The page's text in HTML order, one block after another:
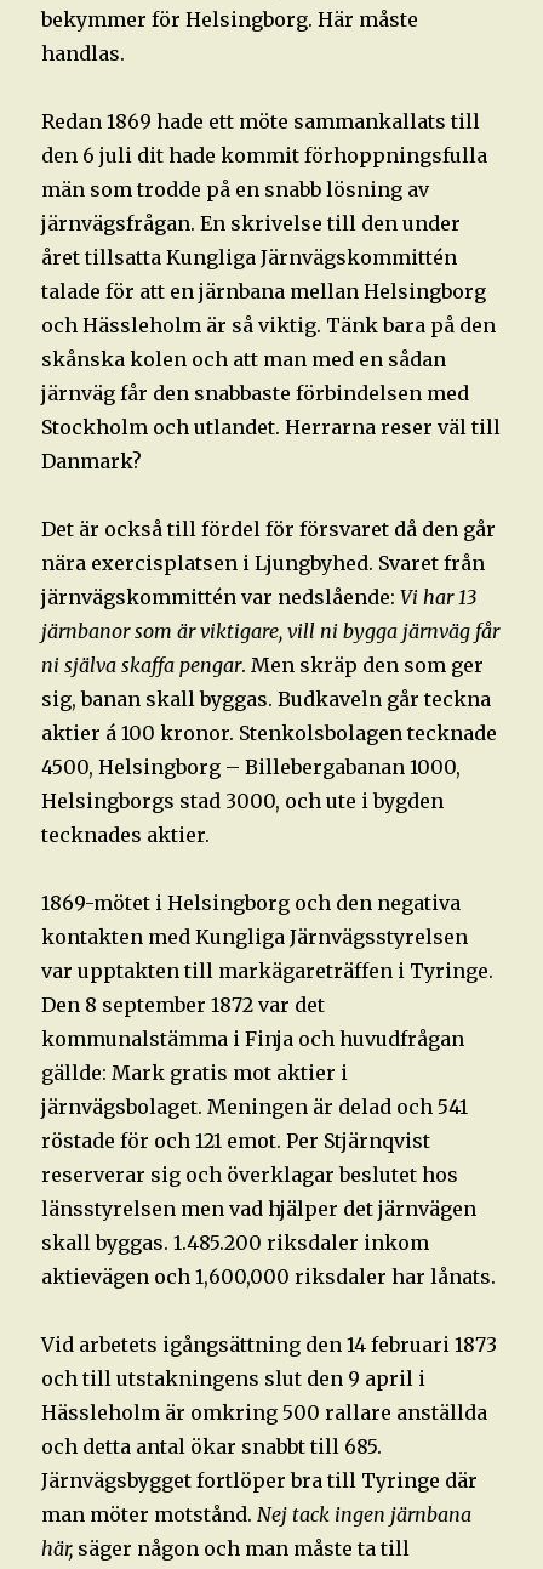
bekymmer för Helsingborg. Här måste
handlas.
Redan 1869 hade ett möte sammankallats till
den 6 juli dit hade kommit förhoppningsfulla
män som trodde på en snabb lösning av
järnvägsfrågan. En skrivelse till den under
året tillsatta Kungliga Järnvägskommittén
talade för att en järnbana mellan Helsingborg
och Hässleholm är så viktig. Tänk bara på den
skånska kolen och att man med en sådan
järnväg får den snabbaste förbindelsen med
Stockholm och utlandet. Herrarna reser väl till
Danmark?
Det är också till fördel för försvaret då den går
nära exercisplatsen i Ljungbyhed. Svaret från
järnvägskommittén var nedslående:Vi har 13
järnbanor som är viktigare, vill ni bygga järnväg får
ni själva skaffa pengar. Men skräp den som ger
sig, banan skall byggas. Budkaveln går teckna
aktier á 100 kronor. Stenkolsbolagen tecknade
4500, Helsingborg – Billebergabanan 1000,
Helsingborgs stad 3000, och ute i bygden
tecknades aktier.
1869-mötet i Helsingborg och den negativa
kontakten med Kungliga Järnvägsstyrelsen
var upptakten till markägareträffen i Tyringe.
Den 8 september 1872 var det
kommunalstämma i Finja och huvudfrågan
gällde: Mark gratis mot aktier i
järnvägsbolaget. Meningen är delad och 541
röstade för och 121 emot. Per Stjärnqvist
reserverar sig och överklagar beslutet hos
länsstyrelsen men vad hjälper det järnvägen
skall byggas. 1.485.200 riksdaler inkom
aktievägen och 1,600,000 riksdaler har lånats.
Vid arbetets igångsättning den 14 februari 1873
och till utstakningens slut den 9 april i
Hässleholm är omkring 500 rallare anställda
och detta antal ökar snabbt till 685.
Järnvägsbygget fortlöper bra till Tyringe där
man möter motstånd.Nej tack ingen järnbana
här, säger någon och man måste ta till